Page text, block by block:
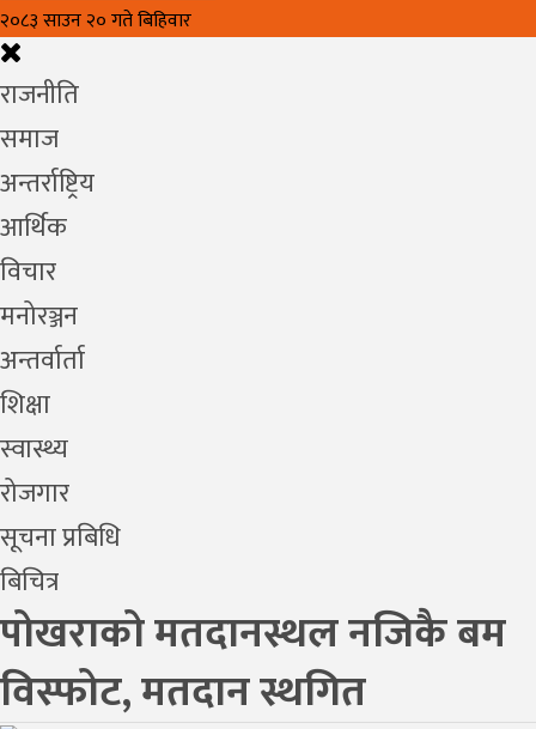
२०८३ साउन २० गते बिहिवार
राजनीति
समाज
अन्तर्राष्ट्रिय
आर्थिक
विचार
मनोरञ्जन
अन्तर्वार्ता
शिक्षा
स्वास्थ्य
रोजगार
सूचना प्रबिधि
बिचित्र
पोखराको मतदानस्थल नजिकै बम
विस्फोट, मतदान स्थगित